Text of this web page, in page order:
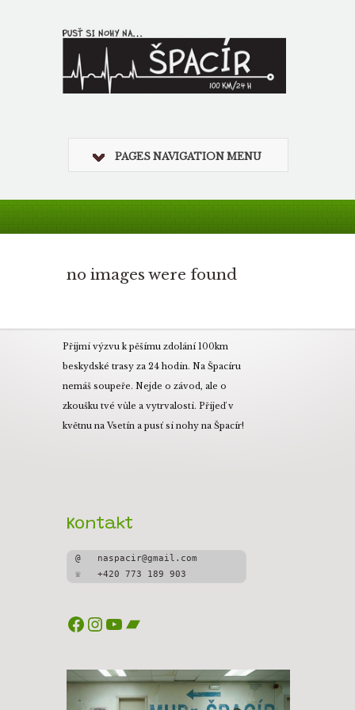
PAGES NAVIGATION MENU
no images were found
Přijmi výzvu k pěšímu zdolání 100km
beskydské trasy za 24 hodin. Na Špacíru
nemáš soupeře. Nejde o závod, ale o
zkoušku tvé vůle a vytrvalosti. Přijeď v
květnu na Vsetín a pusť si nohy na Špacír!
Kontakt
@   naspacir@gmail.com
☏   +420 773 189 903
Facebook
Instagram
YouTube
Bandcamp